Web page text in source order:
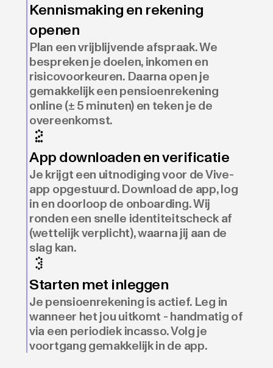
Kennismaking en rekening
openen
Plan een vrijblijvende afspraak. We
bespreken je doelen, inkomen en
risicovoorkeuren. Daarna open je
gemakkelijk een pensioenrekening
online (± 5 minuten) en teken je de
overeenkomst.
App downloaden en verificatie
Je krijgt een uitnodiging voor de Vive-
app opgestuurd. Download de app, log
in en doorloop de onboarding. Wij
ronden een snelle identiteitscheck af
(wettelijk verplicht), waarna jij aan de
slag kan.
Starten met inleggen
Je pensioenrekening is actief. Leg in
wanneer het jou uitkomt - handmatig of
via een periodiek incasso. Volg je
voortgang gemakkelijk in de app.